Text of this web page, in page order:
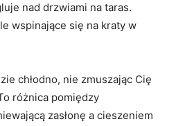
nad drzwiami na taras.
wspinające się na kraty w
chłodno, nie zmuszając Cię
różnica pomiędzy
zasłonę a cieszeniem